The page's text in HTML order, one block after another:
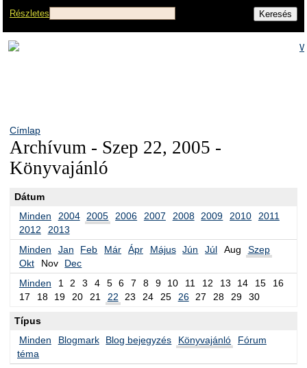
Részletes
Címlap
Archívum - Szep 22, 2005 -
Könyvajánló
Dátum
Minden
2004 2005 2006 2007 2008 2009 2010
2011
2012
2013
Minden
Jan Feb Már Ápr Május Jún Júl Aug
Szep
Okt
Nov
Dec
Minden
1 2 3 4 5 6 7 8 9 10 11 12 13 14 15
16
17
18 19 20 21 22 23 24 25 26 27 28 29 30
Típus
Minden
Blogmark Blog bejegyzés Könyvajánló
Fórum
téma